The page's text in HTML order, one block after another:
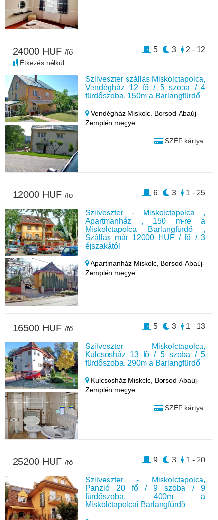
Szilveszter szállás Miskolctapolca,
Vendégház 12 fő / 5 szoba / 4
fürdőszoba, 150m a Barlangfürdő
Vendégház Miskolc, Borsod-Abaúj-
Zemplén megye
SZÉP kártya
24000 HUF /fő
Étkezés nélkül
2 - 12
3
5
Szilveszter - Miskolctapolca ,
Apartmanház , 150 m-re a
Miskolctapolca Barlangfürdő ,
Szállás már 12000 HUF / fő / 3
éjszakától
Apartmanház Miskolc, Borsod-Abaúj-
Zemplén megye
12000 HUF /fő 1 - 25
3
6
Szilveszter - Miskolctapolca,
Kulcsosház 13 fő / 5 szoba / 5
fürdőszoba, 290m a Barlangfürdő
Kulcsosház Miskolc, Borsod-Abaúj-
Zemplén megye
SZÉP kártya
16500 HUF /fő 1 - 13
3
5
Szilveszter - Miskolctapolca,
Panzió 20 fő / 9 szoba / 9
fürdőszoba, 400m a
Miskolctapolcai Barlangfürdő
25200 HUF /fő 1 - 20
3
9